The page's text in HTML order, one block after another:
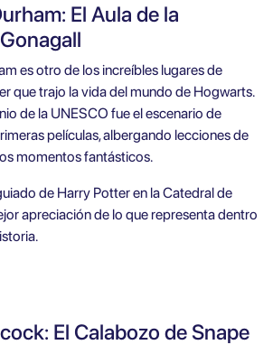
El Aula de la
es otro de los increíbles lugares de
que trajo la vida del mundo de Hogwarts.
de la UNESCO fue el escenario de
películas, albergando lecciones de
momentos fantásticos.
de Harry Potter en la Catedral de
apreciación de lo que representa dentro
El Calabozo de Snape